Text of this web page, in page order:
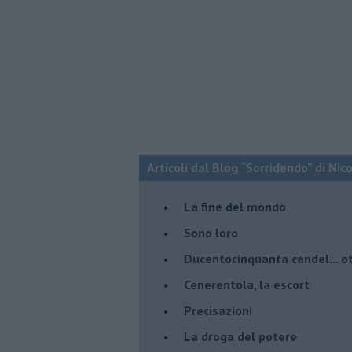
Articoli dal Blog “Sorridendo” di
La fine del mondo
Sono loro
Ducentocinquanta candel...
Cenerentola, la escort
Precisazioni
La droga del potere